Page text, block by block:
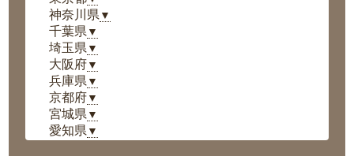
神奈川県 ▼
千葉県 ▼
埼玉県 ▼
大阪府▼
兵庫県 ▼
京都府▼
宮城県 ▼
愛知県 ▼